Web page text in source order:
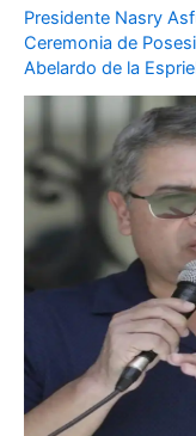
Presidente Nasry
Ceremonia de
Abelardo de la